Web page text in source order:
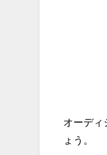
オーディ
ょう。